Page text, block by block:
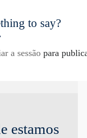
to say?
a sessãopara
estamos